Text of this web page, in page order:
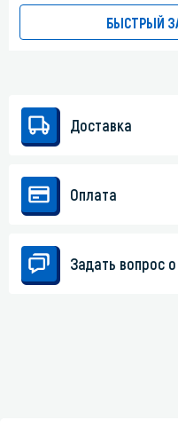
БЫСТРЫЙ
Доставка
Оплата
Задать вопрос